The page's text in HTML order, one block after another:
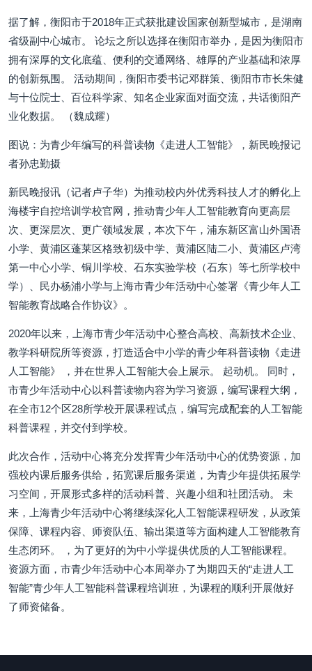
据了解，衡阳市于2018年正式获批建设国家创新型城市，是湖南
省级副中心城市。 论坛之所以选择在衡阳市举办，是因为衡阳市
拥有深厚的文化底蕴、便利的交通网络、雄厚的产业基础和浓厚
的创新氛围。 活动期间，衡阳市委书记邓群策、衡阳市市长朱健
与十位院士、百位科学家、知名企业家面对面交流，共话衡阳产
业化数据。 （魏成耀）
图说：为青少年编写的科普读物《走进人工智能》，新民晚报记
者孙忠勤摄
新民晚报讯（记者卢子华）为推动校内外优秀科技人才的孵化上
海楼宇自控培训学校官网，推动青少年人工智能教育向更高层
次、更深层次、更广领域发展，本次下午，浦东新区富山外国语
小学、黄浦区蓬莱区格致初级中学、黄浦区陆二小、黄浦区卢湾
第一中心小学、铜川学校、石东实验学校（石东）等七所学校中
学）、民办杨浦小学与上海市青少年活动中心签署《青少年人工
智能教育战略合作协议》。
2020年以来，上海市青少年活动中心整合高校、高新技术企业、
教学科研院所等资源，打造适合中小学的青少年科普读物《走进
人工智能》 ，并在世界人工智能大会上展示。 起动机。 同时，
市青少年活动中心以科普读物内容为学习资源，编写课程大纲，
在全市12个区28所学校开展课程试点，编写完成配套的人工智能
科普课程，并交付到学校。
此次合作，活动中心将充分发挥青少年活动中心的优势资源，加
强校内课后服务供给，拓宽课后服务渠道，为青少年提供拓展学
习空间，开展形式多样的活动科普、兴趣小组和社团活动。 未
来，上海青少年活动中心将继续深化人工智能课程研发，从政策
保障、课程内容、师资队伍、输出渠道等方面构建人工智能教育
生态闭环。 ，为了更好的为中小学提供优质的人工智能课程。
资源方面，市青少年活动中心本周举办了为期四天的“走进人工
智能”青少年人工智能科普课程培训班，为课程的顺利开展做好
了师资储备。